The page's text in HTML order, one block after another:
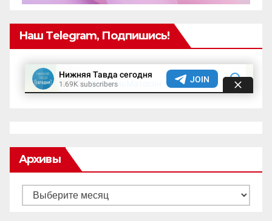
Наш Telegram, Подпишись!
Архивы
Архивы